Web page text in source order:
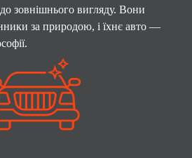
зовнішнього вигляду. Вони
за природою, і їхнє авто —